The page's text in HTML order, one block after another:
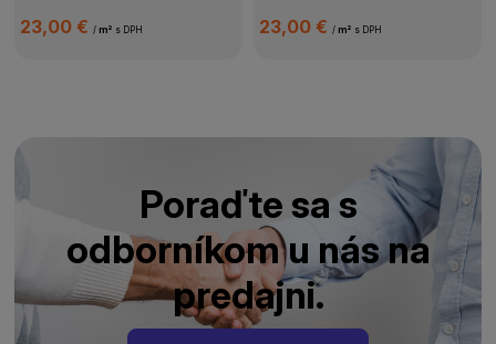
23,00 €/ m² s DPH
23,00 € / m² s DPH
Poraďte sa s
odborníkom u nás na
predajni.